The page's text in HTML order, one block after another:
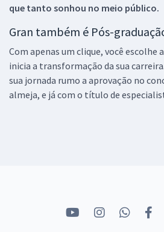
que tanto sonhou no meio público.
Gran também é Pós-
Com apenas um clique, você escolhe
inicia a transformação da sua
sua jornada rumo a aprovação no
almeja, e já com o título de